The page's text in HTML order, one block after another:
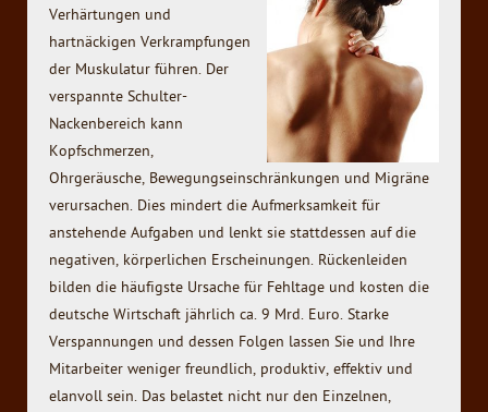
Verhärtungen und
hartnäckigen Verkrampfungen
der Muskulatur führen. Der
verspannte Schulter-
Nackenbereich kann
Kopfschmerzen,
Ohrgeräusche, Bewegungseinschränkungen und Migräne
verursachen. Dies mindert die Aufmerksamkeit für
anstehende Aufgaben und lenkt sie stattdessen auf die
negativen, körperlichen Erscheinungen. Rückenleiden
bilden die häufigste Ursache für Fehltage und kosten die
deutsche Wirtschaft jährlich ca. 9 Mrd. Euro. Starke
Verspannungen und dessen Folgen lassen Sie und Ihre
Mitarbeiter weniger freundlich, produktiv, effektiv und
elanvoll sein. Das belastet nicht nur den Einzelnen,